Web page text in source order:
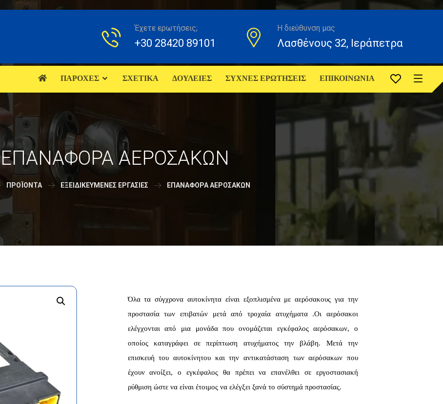
Η διεύθυνση μας
Λασθένους 32, Ιεράπετρα
Έχετε ερωτήσεις;
+30 28420 89101
ΠΑΡΟΧΕΣ ΣΧΕΤΙΚΑ ΔΟΥΛΕΙΕΣ ΣΥΧΝΕΣ ΕΡΩΤΗΣΕΙΣ ΕΠΙΚΟΙΝΩΝΙΑ
ΕΠΑΝΑΦΟΡΑ ΑΕΡΟΣΑΚΩΝ
ΠΡΟΪΌΝΤΑ ΕΞΕΙΔΙΚΕΥΜΕΝΕΣ ΕΡΓΑΣΙΕΣ ΕΠΑΝΑΦΟΡΑ ΑΕΡΟΣΑΚΩΝ
Όλα τα σύγχρονα αυτοκίνητα είναι εξοπλισμένα με αερόσακους για την
προστασία των επιβατών μετά από τροχαία ατυχήματα .Οι αερόσακοι
ελέγχονται από μια μονάδα που ονομάζεται εγκέφαλος αερόσακων, ο
οποίος καταγράφει σε περίπτωση ατυχήματος την βλάβη. Μετά την
επισκευή του αυτοκίνητου και την αντικατάσταση των αερόσακων που
έχουν ανοίξει, ο εγκέφαλος θα πρέπει να επανέλθει σε εργοστασιακή
ρύθμιση ώστε να είναι έτοιμος να ελέγξει ξανά το σύστημά προστασίας.